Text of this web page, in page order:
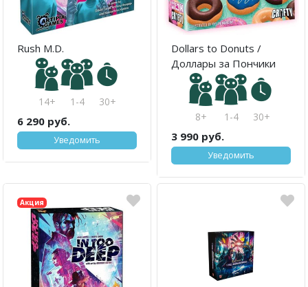
Rush M.D.
14+ 1-4 30+
6 290 руб.
Уведомить
Dollars to Donuts /
Доллары за Пончики
8+ 1-4 30+
3 990 руб.
Уведомить
Акция